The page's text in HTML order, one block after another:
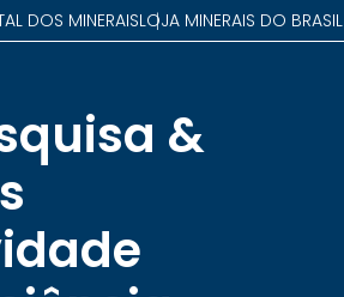
DOS MINERAISLOJA MINERAIS DO BRASIL
&